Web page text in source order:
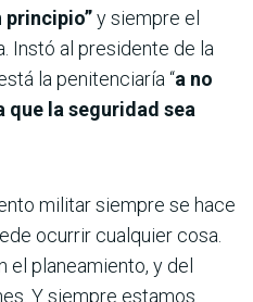
principio”y siempre el
Instó al presidente de la
la penitenciaría “a no
la seguridad sea
militar siempre se hace
ocurrir cualquier cosa.
planeamiento, y del
Y siempre estamos